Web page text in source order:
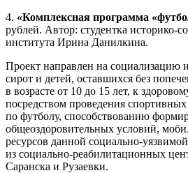
4. «Комплексная программа
рублей. Автор: студентка историко-
института Ирина Данилкина.
Проект направлен на социализацию
сирот и детей, оставшихся без
в возрасте от 10 до 15 лет, к
посредством проведения
по футболу, способствованию
общеоздоровительных условий,
ресурсов данной социально-
из социально-реабилитационных
Саранска и Рузаевки.